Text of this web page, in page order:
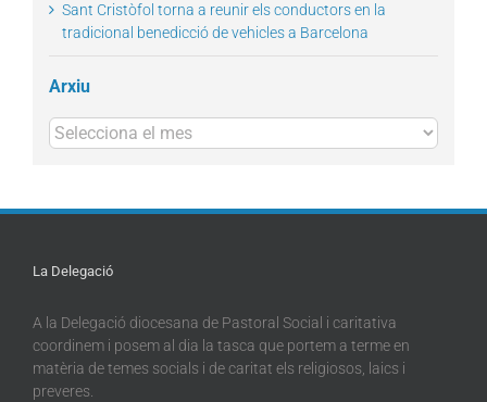
Sant Cristòfol torna a reunir els conductors en la
tradicional benedicció de vehicles a Barcelona
Arxiu
Arxius
La Delegació
A la Delegació diocesana de Pastoral Social i caritativa
coordinem i posem al dia la tasca que portem a terme en
matèria de temes socials i de caritat els religiosos, laics i
preveres.